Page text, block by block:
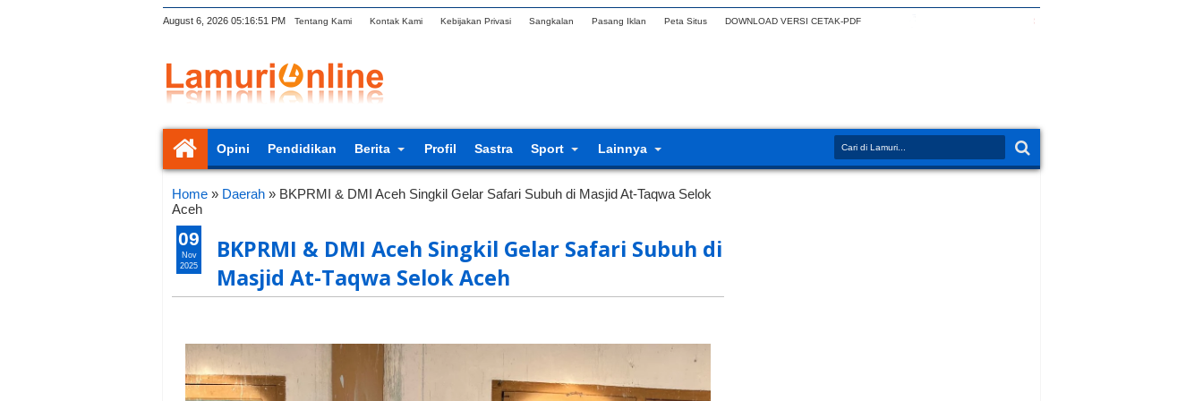
August 6, 2026 05:16:52 PM Tentang Kami Kontak Kami Kebijakan Privasi Sangkalan Pasang Iklan Peta Situs DOWNLOAD VERSI CETAK-PDF
Opini Pendidikan Berita Profil Sastra Sport Lainnya
Home » Daerah » BKPRMI & DMI Aceh Singkil Gelar Safari Subuh di Masjid At-Taqwa Selok
Aceh
BKPRMI & DMI Aceh Singkil Gelar Safari Subuh di
Masjid At-Taqwa Selok Aceh
09
Nov
2025